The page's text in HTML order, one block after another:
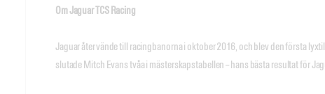
Om Jaguar TCS Racing
Jaguar återvände till racingbanorna i oktober 2016, och blev den första
slutade Mitch Evans tvåa i mästerskapstabellen – hans bästa resultat för